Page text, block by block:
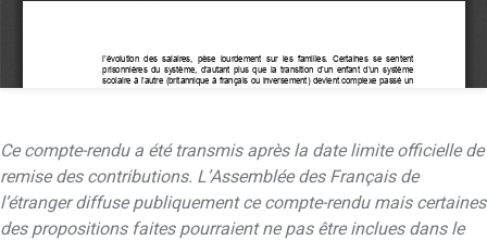
Ce compte-rendu a été transmis après la date limite officielle de
remise des contributions. L’Assemblée des Français de
l’étranger diffuse publiquement ce compte-rendu mais certaines
des propositions faites pourraient ne pas être inclues dans le